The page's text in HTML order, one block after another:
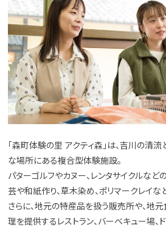
「森町体験の里 アクティ森」は、吉川の清
な場所にある複合型体験施設。
パターゴルフやカヌー、レンタサイクルなど
芸や和紙作り、草木染め、ポリマークレイな
さらに、地元の特産品を扱う販売所や、地
理を提供するレストラン、バーベキュー場、